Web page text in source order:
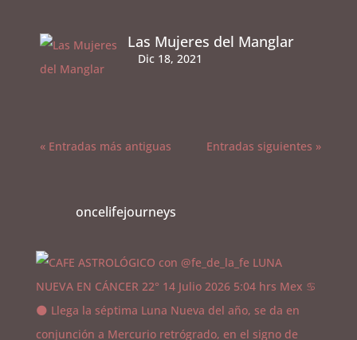
Las Mujeres del Manglar
Dic 18, 2021
« Entradas más antiguas Entradas siguientes »
oncelifejourneys